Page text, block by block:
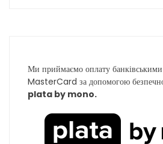
Ми приймаємо оплату
MasterCard за допомогою
plata by mono.